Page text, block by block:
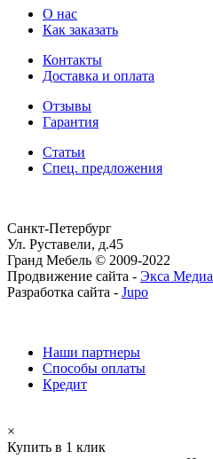
О нас
Как заказать
Контакты
Доставка и оплата
Отзывы
Гарантия
Статьи
Спец. предложения
Санкт-Петербург
Ул. Руставели, д.45
Гранд Мебель © 2009-2022
Продвижение сайта - Экса Медиа
Разработка сайта - Jupo
Наши партнеры
Способы оплаты
Кредит
×
Купить в 1 клик